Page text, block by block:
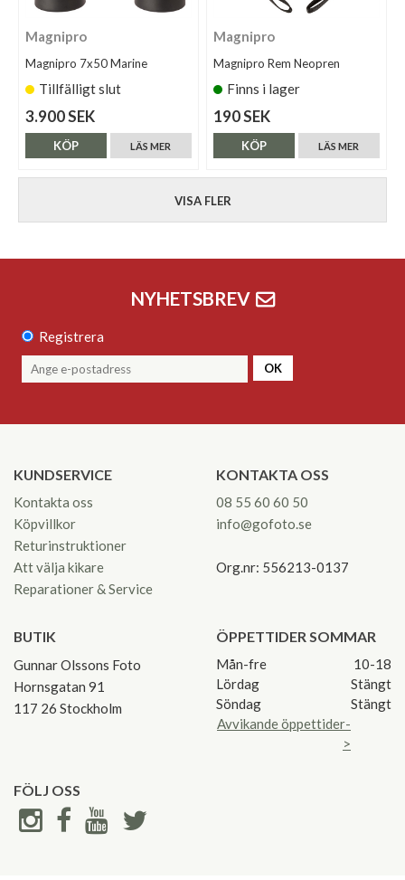
Magnipro
Magnipro 7x50 Marine
Tillfälligt slut
3.900 SEK
LÄS MER
KÖP
Magnipro
Magnipro Rem Neopren
Finns i lager
190 SEK
LÄS MER
KÖP
VISA FLER
NYHETSBREV
Registrera
OK
KUNDSERVICE
Kontakta oss
Köpvillkor
Returinstruktioner
Att välja kikare
Reparationer & Service
KONTAKTA OSS
08 55 60 60 50
info@gofoto.se
Org.nr: 556213-0137
BUTIK
Gunnar Olssons Foto
Hornsgatan 91
117 26 Stockholm
ÖPPETTIDER SOMMAR
Mån-fre
10-18
Lördag
Stängt
Söndag
Stängt
Avvikande öppettider-
>
FÖLJ OSS